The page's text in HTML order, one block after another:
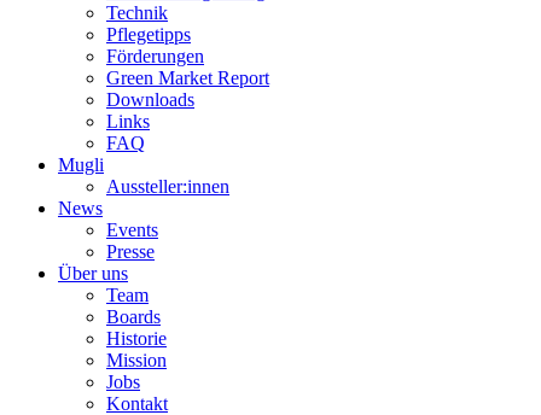
Technik
Pflegetipps
Förderungen
Green Market Report
Downloads
Links
FAQ
Mugli
Aussteller:innen
News
Events
Presse
Über uns
Team
Boards
Historie
Mission
Jobs
Kontakt